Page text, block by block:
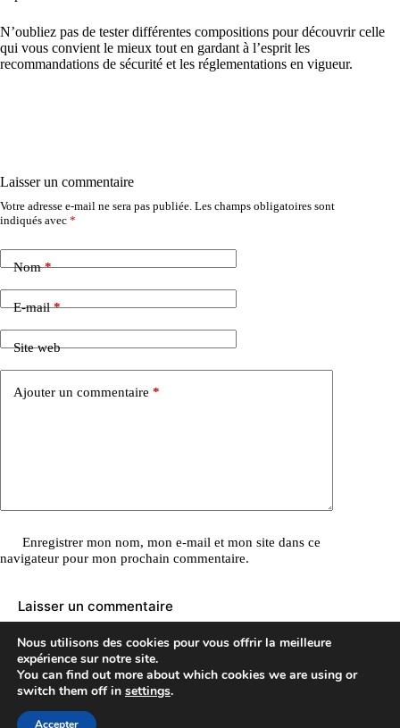
N’oubliez pas de tester différentes compositions pour découvrir celle
qui vous convient le mieux tout en gardant à l’esprit les
recommandations de sécurité et les réglementations en vigueur.
Laisser un commentaire
Votre adresse e-mail ne sera pas publiée. Les champs obligatoires sont
indiqués avec *
Nom*
E-mail*
Site web
Ajouter un commentaire *
Enregistrer mon nom, mon e-mail et mon site dans ce
navigateur pour mon prochain commentaire.
Laisser un commentaire
Copyright © 2026
Nous utilisons des cookies pour vous offrir la meilleure
expérience sur notre site.
You can find out more about which cookies we are using or
switch them off in settings.
Accepter